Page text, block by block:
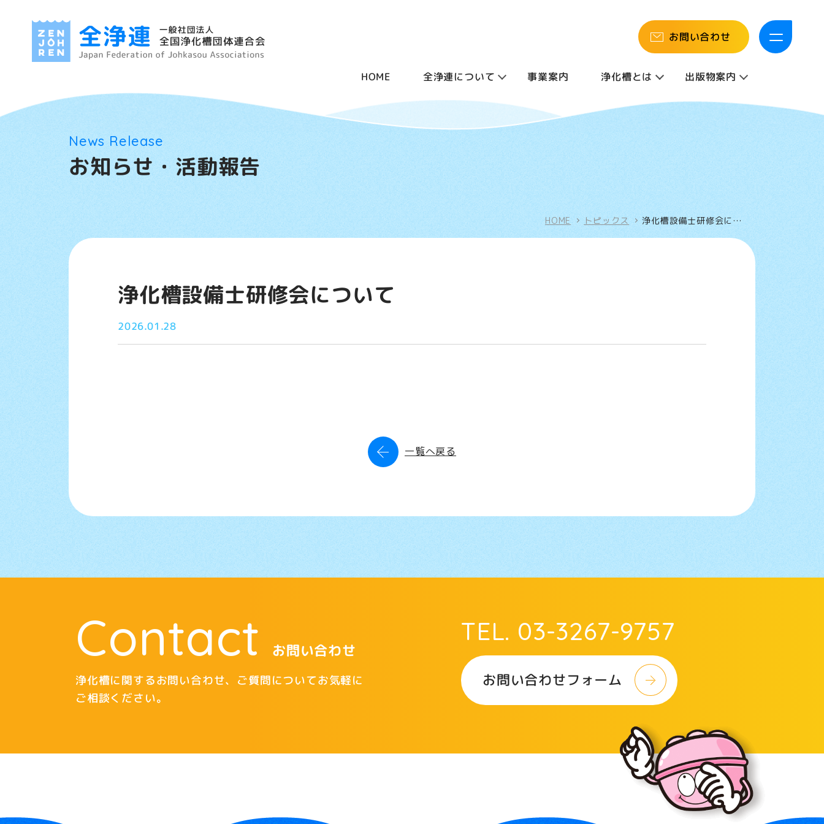
お問い合わせ
HOME
お知らせ・活動報告
事業案内
全浄連について
ごあいさつ
団体概要
組織図
役員名簿
アクセス
浄化槽とは
浄化槽のご紹介
浄化槽のしくみ
浄化槽のメリット
浄化槽の維持管理
出版物案内
事業者向け
普及啓発資料
全浄連NEWS
浄化槽ビジョン
HOME 全浄連について 事業案内 浄化槽とは 出版物案内
News Release
お知らせ・活動報告
HOME トピックス 浄化槽設備士研修会に…
浄化槽設備士研修会について
2026.01.28
一覧へ戻る
Contact お問い合わせ
浄化槽に関するお問い合わせ、ご質問についてお気軽に
ご相談ください。
TEL. 03-3267-9757
お問い合わせフォーム